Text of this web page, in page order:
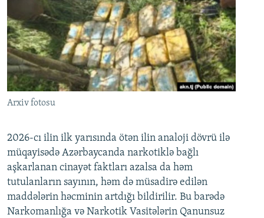
Arxiv fotosu
2026-cı ilin ilk yarısında ötən ilin analoji dövrü ilə
müqayisədə Azərbaycanda narkotiklə bağlı
aşkarlanan cinayət faktları azalsa da həm
tutulanların sayının, həm də müsadirə edilən
maddələrin həcminin artdığı bildirilir. Bu barədə
Narkomanlığa və Narkotik Vasitələrin Qanunsuz